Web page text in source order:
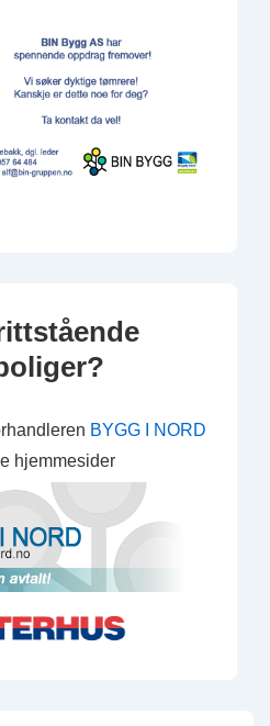
BYGG I NORD
hjemmesider